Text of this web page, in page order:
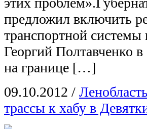
предложил включить
транспортной
Георгий Полтавченко
на границе […]
09.10.2012 /
трассы к хабу в